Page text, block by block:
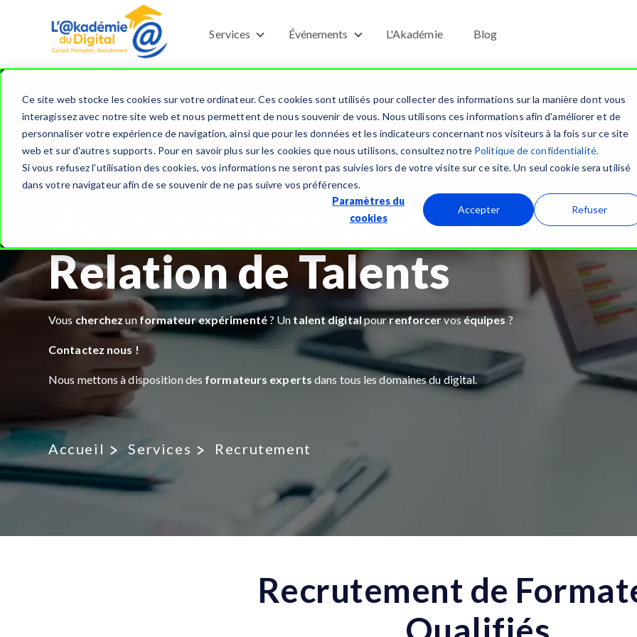
Ce site web stocke les cookies sur votre ordinateur. Ces cookies sont utilisés pour collecter des informations sur la manière dont vous
interagissez avec notre site web et nous permettent de nous souvenir de vous. Nous utilisons ces informations afin d'améliorer et de
personnaliser votre expérience de navigation, ainsi que pour les données et les indicateurs concernant nos visiteurs à la fois sur ce site
web et sur d'autres supports. Pour en savoir plus sur les cookies que nous utilisons, consultez notre Politique de confidentialité.
Si vous refusez l'utilisation des cookies, vos informations ne seront pas suivies lors de votre visite sur ce site. Un seul cookie sera utilisé
dans votre navigateur afin de se souvenir de ne pas suivre vos préférences.
Paramètres du
cookies
Accepter Refuser
Services
Show submenu for Services
Événements
Show submenu for Événements
L'Akadémie Blog
L’Akadémie du Digital simplifie et dynamise vos recrutements dans
le secteur du numérique.
Recrutement & Mise en
Relation de Talents
Vous cherchez un formateur expérimenté? Un talent digitalpourrenforcervoséquipes?
Contactez nous !
Nous mettons à disposition des formateurs experts dans tous les domaines du digital.
Accueil Services Recrutement
Recrutement de